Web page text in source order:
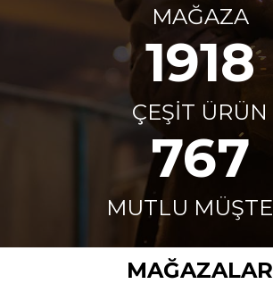
MAĞAZA
2000
ÇEŞİT ÜRÜN
800+
MUTLU
MAĞAZALAR